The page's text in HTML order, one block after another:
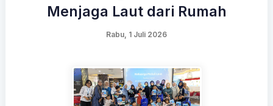
Menjaga Laut dari Rumah
Rabu, 1 Juli 2026